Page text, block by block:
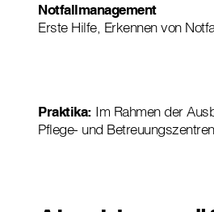
Notfallmanagement
Erste Hilfe, Erkennen von
Praktika: Im Rahmen der
Pflege- und